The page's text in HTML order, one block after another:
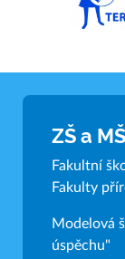
ZŠ a
Fakultní
Fakulty
Modelová
úspěchu"